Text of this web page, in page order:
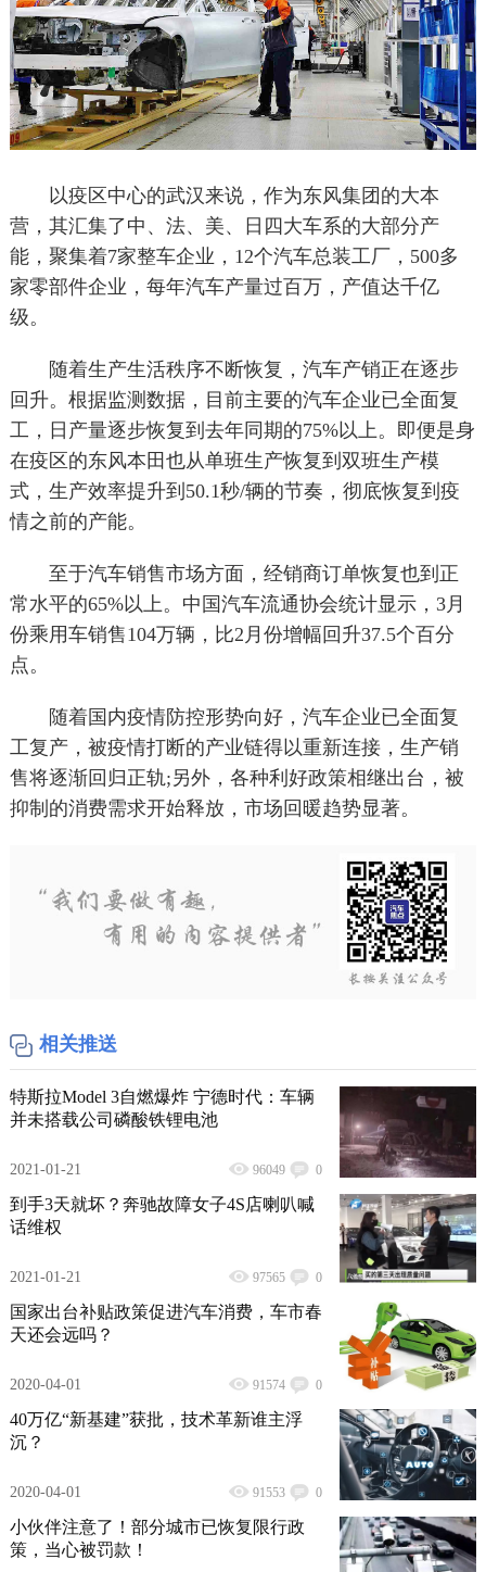
以疫区中心的武汉来说，作为东风集团的大本
营，其汇集了中、法、美、日四大车系的大部分产
能，聚集着7家整车企业，12个汽车总装工厂，500多
家零部件企业，每年汽车产量过百万，产值达千亿
级。
随着生产生活秩序不断恢复，汽车产销正在逐步
回升。根据监测数据，目前主要的汽车企业已全面复
工，日产量逐步恢复到去年同期的75%以上。即便是身
在疫区的东风本田也从单班生产恢复到双班生产模
式，生产效率提升到50.1秒/辆的节奏，彻底恢复到疫
情之前的产能。
至于汽车销售市场方面，经销商订单恢复也到正
常水平的65%以上。中国汽车流通协会统计显示，3月
份乘用车销售104万辆，比2月份增幅回升37.5个百分
点。
随着国内疫情防控形势向好，汽车企业已全面复
工复产，被疫情打断的产业链得以重新连接，生产销
售将逐渐回归正轨;另外，各种利好政策相继出台，被
抑制的消费需求开始释放，市场回暖趋势显著。
相关推送
特斯拉Model 3自燃爆炸 宁德时代：车辆
并未搭载公司磷酸铁锂电池
2021-01-21 96049 0
到手3天就坏？奔驰故障女子4S店喇叭喊
话维权
2021-01-21 97565 0
国家出台补贴政策促进汽车消费，车市春
天还会远吗？
2020-04-01 91574 0
40万亿“新基建”获批，技术革新谁主浮
沉？
2020-04-01 91553 0
小伙伴注意了！部分城市已恢复限行政
策，当心被罚款！